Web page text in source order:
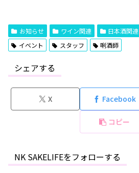
お知らせ ワイン関連 日本酒関連
イベント
スタッフ 唎酒師
シェアする
X Facebook
コピー
NK SAKELIFEをフォローする